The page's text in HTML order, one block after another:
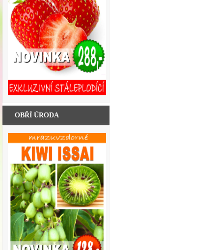
OBŘÍ ÚRODA